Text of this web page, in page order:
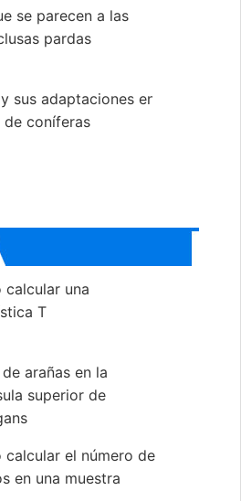
se parecen a las
pardas
sus adaptaciones en
de coníferas
calcular una
T
arañas en la
superior de
calcular el número de
en una muestra